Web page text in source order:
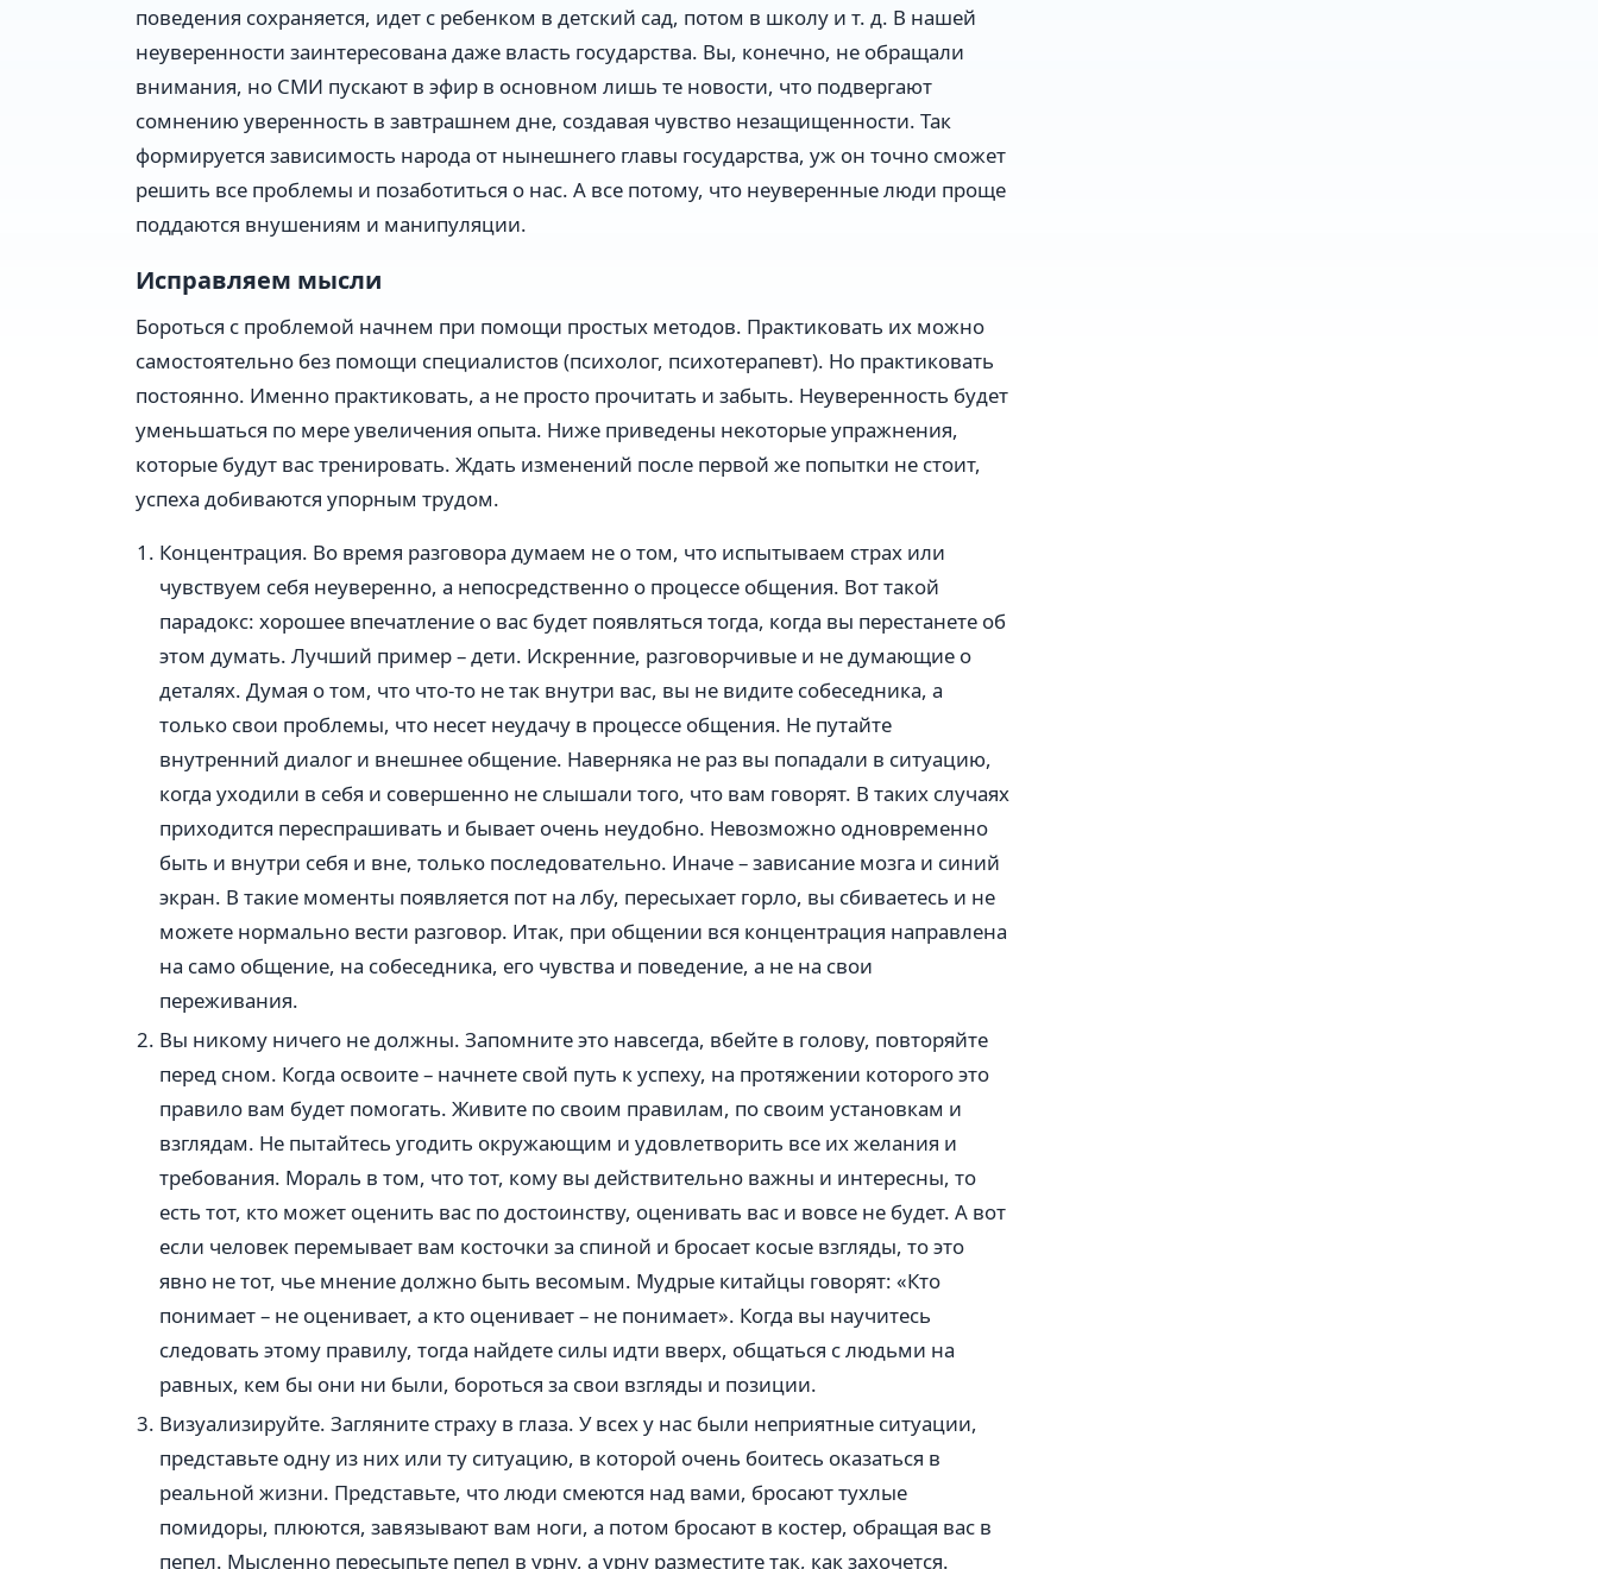
поведения сохраняется, идет с ребенком в детский сад, потом в школу и т. д. В нашей
неуверенности заинтересована даже власть государства. Вы, конечно, не обращали
внимания, но СМИ пускают в эфир в основном лишь те новости, что подвергают
сомнению уверенность в завтрашнем дне, создавая чувство незащищенности. Так
формируется зависимость народа от нынешнего главы государства, уж он точно сможет
решить все проблемы и позаботиться о нас. А все потому, что неуверенные люди проще
поддаются внушениям и манипуляции.
Исправляем мысли
Бороться с проблемой начнем при помощи простых методов. Практиковать их можно
самостоятельно без помощи специалистов (психолог, психотерапевт). Но практиковать
постоянно. Именно практиковать, а не просто прочитать и забыть. Неуверенность будет
уменьшаться по мере увеличения опыта. Ниже приведены некоторые упражнения,
которые будут вас тренировать. Ждать изменений после первой же попытки не стоит,
успеха добиваются упорным трудом.
Концентрация. Во время разговора думаем не о том, что испытываем страх или
чувствуем себя неуверенно, а непосредственно о процессе общения. Вот такой
парадокс: хорошее впечатление о вас будет появляться тогда, когда вы перестанете об
этом думать. Лучший пример – дети. Искренние, разговорчивые и не думающие о
деталях. Думая о том, что что-то не так внутри вас, вы не видите собеседника, а
только свои проблемы, что несет неудачу в процессе общения. Не путайте
внутренний диалог и внешнее общение. Наверняка не раз вы попадали в ситуацию,
когда уходили в себя и совершенно не слышали того, что вам говорят. В таких случаях
приходится переспрашивать и бывает очень неудобно. Невозможно одновременно
быть и внутри себя и вне, только последовательно. Иначе – зависание мозга и синий
экран. В такие моменты появляется пот на лбу, пересыхает горло, вы сбиваетесь и не
можете нормально вести разговор. Итак, при общении вся концентрация направлена
на само общение, на собеседника, его чувства и поведение, а не на свои
переживания.
Вы никому ничего не должны. Запомните это навсегда, вбейте в голову, повторяйте
перед сном. Когда освоите – начнете свой путь к успеху, на протяжении которого это
правило вам будет помогать. Живите по своим правилам, по своим установкам и
взглядам. Не пытайтесь угодить окружающим и удовлетворить все их желания и
требования. Мораль в том, что тот, кому вы действительно важны и интересны, то
есть тот, кто может оценить вас по достоинству, оценивать вас и вовсе не будет. А вот
если человек перемывает вам косточки за спиной и бросает косые взгляды, то это
явно не тот, чье мнение должно быть весомым. Мудрые китайцы говорят: «Кто
понимает – не оценивает, а кто оценивает – не понимает». Когда вы научитесь
следовать этому правилу, тогда найдете силы идти вверх, общаться с людьми на
равных, кем бы они ни были, бороться за свои взгляды и позиции.
Визуализируйте. Загляните страху в глаза. У всех у нас были неприятные ситуации,
представьте одну из них или ту ситуацию, в которой очень боитесь оказаться в
реальной жизни. Представьте, что люди смеются над вами, бросают тухлые
помидоры, плюются, завязывают вам ноги, а потом бросают в костер, обращая вас в
пепел. Мысленно пересыпьте пепел в урну, а урну разместите так, как захочется.